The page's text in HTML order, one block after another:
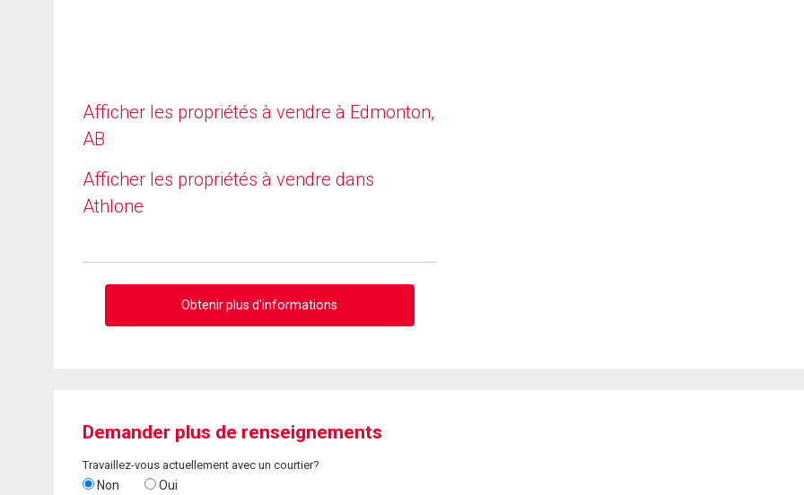
Afficher les propriétés à vendre à Edmonton,
AB
Afficher les propriétés à vendre dans
Athlone
Obtenir plus d'informations
Demander plus de renseignements
Travaillez-vous actuellement avec un courtier?
Non Oui